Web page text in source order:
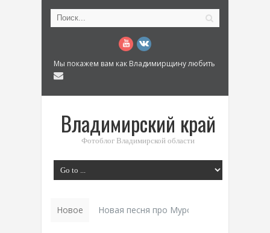
Мы покажем вам как Владимирщину любить
Владимирский край
Фотоблог Владимирской области
Новое Новая песня про Муром: «Былинный